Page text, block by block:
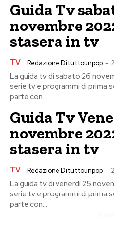
Guida Tv
novembre
stasera in tv
TV Redazione Dituttounpop -
La guida tv di sabato 26
serie tv e programmi di prima
parte con...
Guida Tv
novembre
stasera in tv
TV Redazione Dituttounpop -
La guida tv di venerdì 25
serie tv e programmi di prima
parte con...